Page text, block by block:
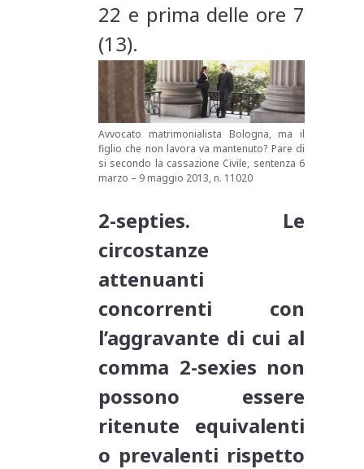
22 e prima delle ore 7
(13).
Avvocato matrimonialista Bologna, ma il
figlio che non lavora va mantenuto? Pare di
si secondo la cassazione Civile, sentenza 6
marzo – 9 maggio 2013, n. 11020
2-septies. Le
circostanze
attenuanti
concorrenti con
l’aggravante di cui al
comma 2-sexies non
possono essere
ritenute equivalenti
o prevalenti rispetto